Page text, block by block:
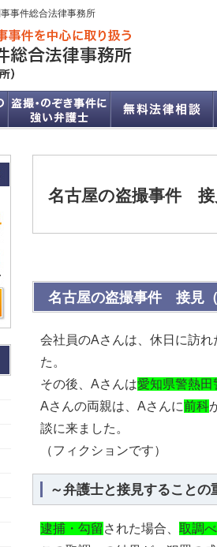
事件総合法律事務所
名古屋の盗撮事件 接
名古屋の盗撮事件 接見
会社員のAさんは、休日に訪
た。
その後、Aさんは愛知県警熱田
Aさんの両親は、Aさんに前科
談に来ました。
（フィクションです）
～弁護士と接見することの
逮捕・勾留 された場合、 取調べ